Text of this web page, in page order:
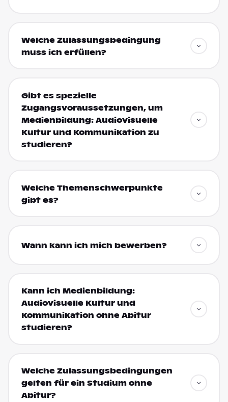
Welche Zulassungsbedingung
muss ich erfüllen?
Gibt es spezielle
Zugangsvoraussetzungen, um
Medienbildung: Audiovisuelle
Kultur und Kommunikation zu
studieren?
Welche Themenschwerpunkte
gibt es?
Wann kann ich mich bewerben?
Kann ich Medienbildung:
Audiovisuelle Kultur und
Kommunikation ohne Abitur
studieren?
Welche Zulassungsbedingungen
gelten für ein Studium ohne
Abitur?